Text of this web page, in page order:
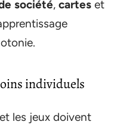
société, cartes et
individuels
les jeux doivent